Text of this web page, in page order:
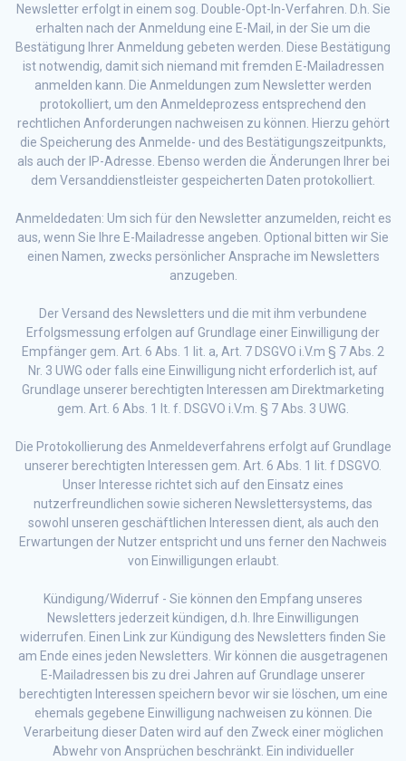
Newsletter erfolgt in einem sog. Double-Opt-In-Verfahren. D.h. Sie
erhalten nach der Anmeldung eine E-Mail, in der Sie um die
Bestätigung Ihrer Anmeldung gebeten werden. Diese Bestätigung
ist notwendig, damit sich niemand mit fremden E-Mailadressen
anmelden kann. Die Anmeldungen zum Newsletter werden
protokolliert, um den Anmeldeprozess entsprechend den
rechtlichen Anforderungen nachweisen zu können. Hierzu gehört
die Speicherung des Anmelde- und des Bestätigungszeitpunkts,
als auch der IP-Adresse. Ebenso werden die Änderungen Ihrer bei
dem Versanddienstleister gespeicherten Daten protokolliert.
Anmeldedaten: Um sich für den Newsletter anzumelden, reicht es
aus, wenn Sie Ihre E-Mailadresse angeben. Optional bitten wir Sie
einen Namen, zwecks persönlicher Ansprache im Newsletters
anzugeben.
Der Versand des Newsletters und die mit ihm verbundene
Erfolgsmessung erfolgen auf Grundlage einer Einwilligung der
Empfänger gem. Art. 6 Abs. 1 lit. a, Art. 7 DSGVO i.V.m § 7 Abs. 2
Nr. 3 UWG oder falls eine Einwilligung nicht erforderlich ist, auf
Grundlage unserer berechtigten Interessen am Direktmarketing
gem. Art. 6 Abs. 1 lt. f. DSGVO i.V.m. § 7 Abs. 3 UWG.
Die Protokollierung des Anmeldeverfahrens erfolgt auf Grundlage
unserer berechtigten Interessen gem. Art. 6 Abs. 1 lit. f DSGVO.
Unser Interesse richtet sich auf den Einsatz eines
nutzerfreundlichen sowie sicheren Newslettersystems, das
sowohl unseren geschäftlichen Interessen dient, als auch den
Erwartungen der Nutzer entspricht und uns ferner den Nachweis
von Einwilligungen erlaubt.
Kündigung/Widerruf - Sie können den Empfang unseres
Newsletters jederzeit kündigen, d.h. Ihre Einwilligungen
widerrufen. Einen Link zur Kündigung des Newsletters finden Sie
am Ende eines jeden Newsletters. Wir können die ausgetragenen
E-Mailadressen bis zu drei Jahren auf Grundlage unserer
berechtigten Interessen speichern bevor wir sie löschen, um eine
ehemals gegebene Einwilligung nachweisen zu können. Die
Verarbeitung dieser Daten wird auf den Zweck einer möglichen
Abwehr von Ansprüchen beschränkt. Ein individueller